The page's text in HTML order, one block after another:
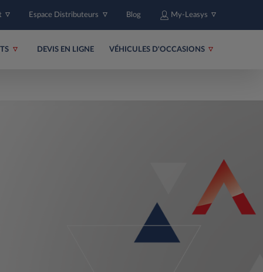
Espace Distributeurs Blog My-Leasys
DEVIS EN LIGNE VÉHICULES D'OCCASIONS